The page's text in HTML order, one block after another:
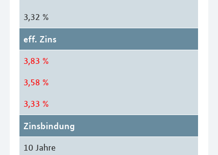
3,32 %
eff. Zins
3,83 %
3,58 %
3,33 %
Zinsbindung
10 Jahre